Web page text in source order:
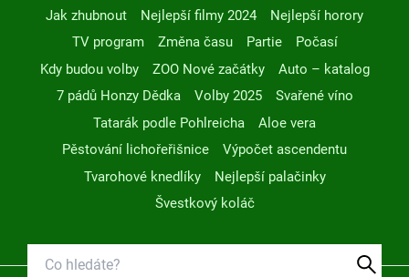
Jak zhubnout Nejlepší filmy 2024
Nejlepší horory
TV program
Změna času Partie
Počasí
Kdy budou volby
ZOO Nové začátky
Auto – katalog
7 pádů Honzy Dědka
Volby 2025
Svařené víno
Tatarák podle Pohlreicha
Aloe vera
Pěstování lichořeřišnice
Výpočet ascendentu
Tvarohové knedlíky
Nejlepší palačinky
Švestkový koláč